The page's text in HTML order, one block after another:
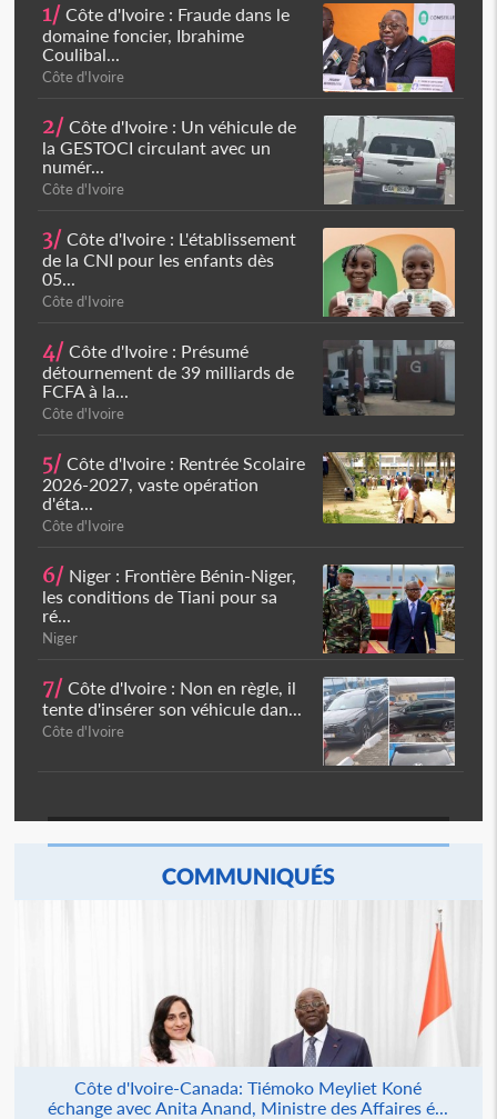
1/ Côte d'Ivoire : Fraude dans le
domaine foncier, Ibrahime
Coulibal...
Côte d'Ivoire
2/ Côte d'Ivoire : Un véhicule de
la GESTOCI circulant avec un
numér...
Côte d'Ivoire
3/ Côte d'Ivoire : L'établissement
de la CNI pour les enfants dès
05...
Côte d'Ivoire
4/ Côte d'Ivoire : Présumé
détournement de 39 milliards de
FCFA à la...
Côte d'Ivoire
5/ Côte d'Ivoire : Rentrée Scolaire
2026-2027, vaste opération
d'éta...
Côte d'Ivoire
6/ Niger : Frontière Bénin-Niger,
les conditions de Tiani pour sa
ré...
Niger
7/ Côte d'Ivoire : Non en règle, il
tente d'insérer son véhicule dan...
Côte d'Ivoire
COMMUNIQUÉS
Côte d'Ivoire-Canada: Tiémoko Meyliet Koné
échange avec Anita Anand, Ministre des Affaires é...